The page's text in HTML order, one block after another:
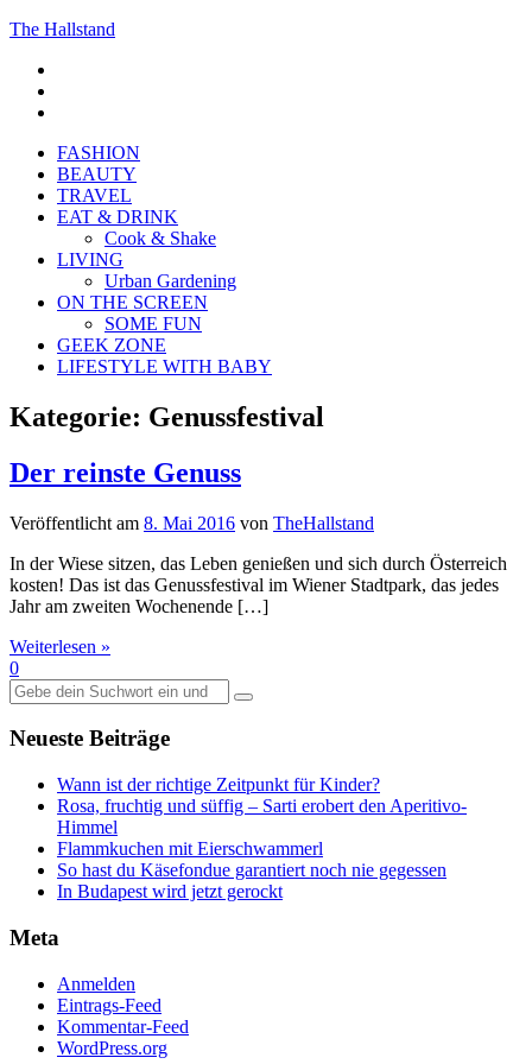
The Hallstand
FASHION
BEAUTY
TRAVEL
EAT & DRINK
Cook & Shake
LIVING
Urban Gardening
ON THE SCREEN
SOME FUN
GEEK ZONE
LIFESTYLE WITH BABY
Kategorie: Genussfestival
Der reinste Genuss
Veröffentlicht am 8. Mai 2016 von TheHallstand
In der Wiese sitzen, das Leben genießen und sich durch Österreich
kosten! Das ist das Genussfestival im Wiener Stadtpark, das jedes
Jahr am zweiten Wochenende […]
Weiterlesen »
0
Suche
nach:
Neueste Beiträge
Wann ist der richtige Zeitpunkt für Kinder?
Rosa, fruchtig und süffig – Sarti erobert den Aperitivo-
Himmel
Flammkuchen mit Eierschwammerl
So hast du Käsefondue garantiert noch nie gegessen
In Budapest wird jetzt gerockt
Meta
Anmelden
Eintrags-Feed
Kommentar-Feed
WordPress.org